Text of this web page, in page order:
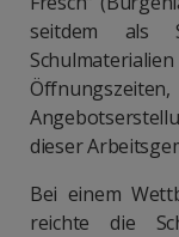
seitdem als
dieser
Bei einem
reichte die